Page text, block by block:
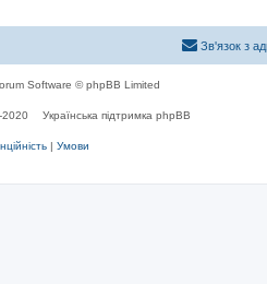
Зв'язок з
Software © phpBB Limited
2020 Українська підтримка phpBB
| Умови